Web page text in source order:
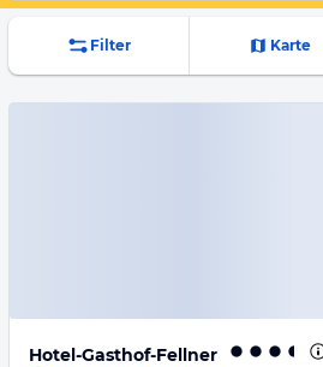
Filter Karte
Hotel-Gasthof-Fellner